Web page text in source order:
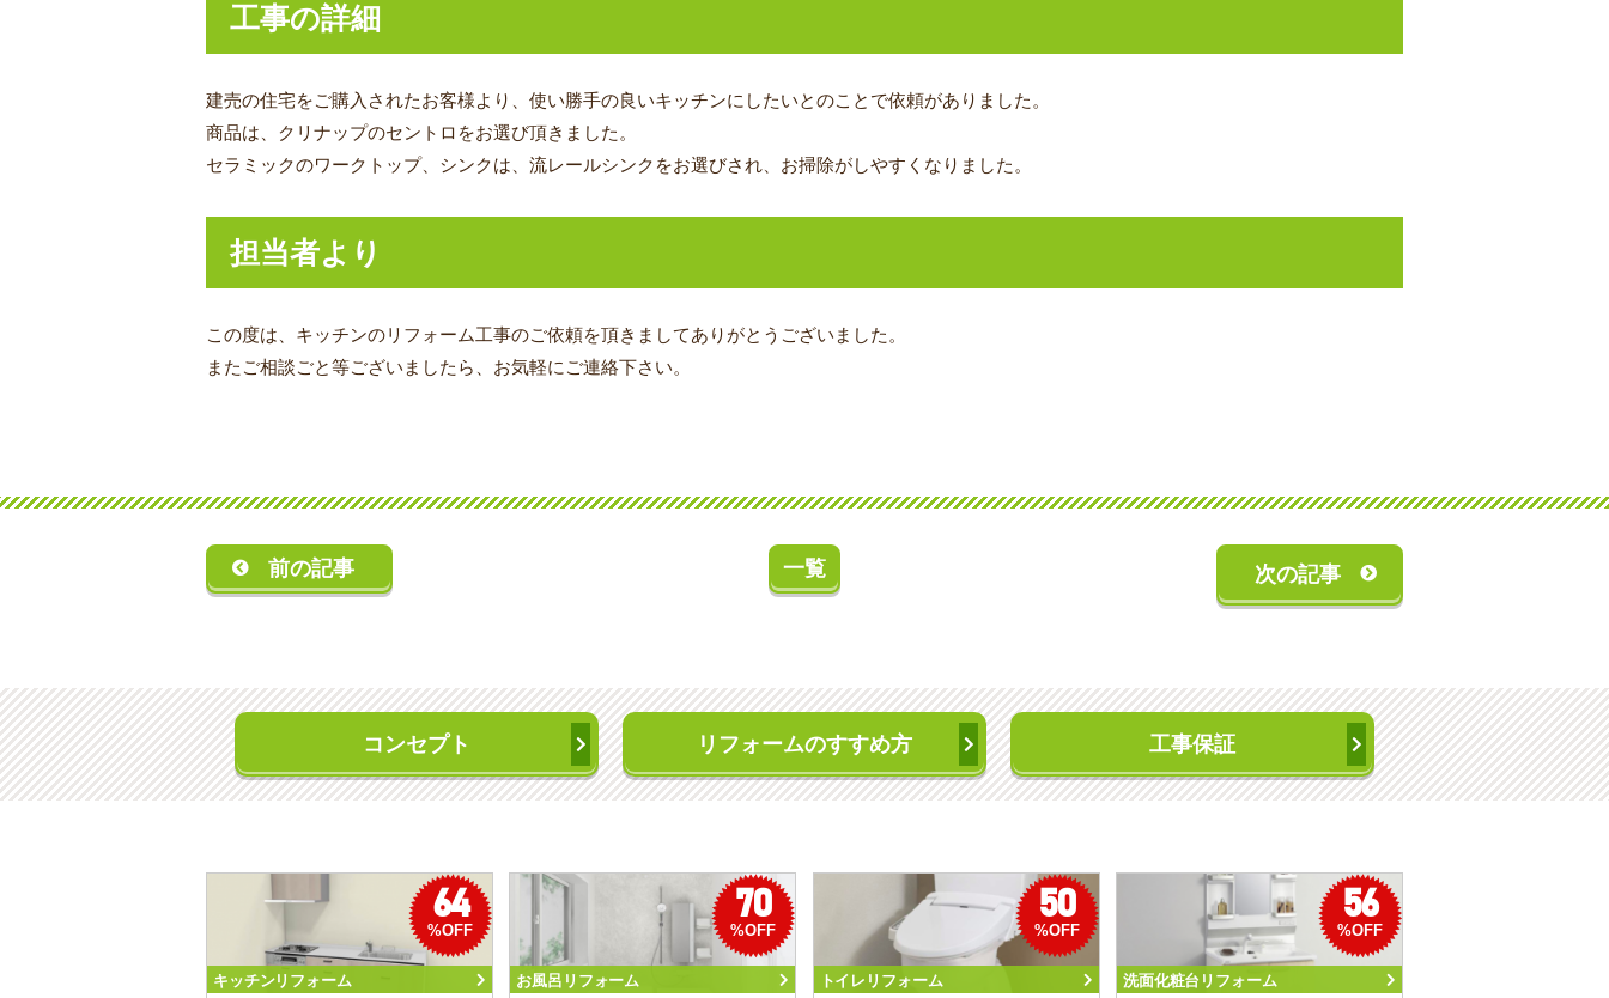
工事の詳細
建売の住宅をご購入されたお客様より、使い勝手の良いキッチンにしたいとのことで依頼がありました。
商品は、クリナップのセントロをお選び頂きました。
セラミックのワークトップ、シンクは、流レールシンクをお選びされ、お掃除がしやすくなりました。
担当者より
この度は、キッチンのリフォーム工事のご依頼を頂きましてありがとうございました。
またご相談ごと等ございましたら、お気軽にご連絡下さい。
前の記事 一覧 次の記事
コンセプト リフォームのすすめ方 工事保証
64
%OFF
キッチンリフォーム
70
%OFF
お風呂リフォーム
50
%OFF
トイレリフォーム
56
%OFF
洗面化粧台リフォーム